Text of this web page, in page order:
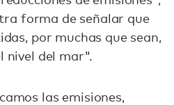
forma de señalar que
por muchas que sean,
nivel del mar".
las emisiones,